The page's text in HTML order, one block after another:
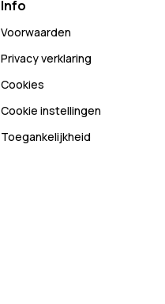
Info
Voorwaarden
Privacy verklaring
Cookies
Cookie instellingen
Toegankelijkheid